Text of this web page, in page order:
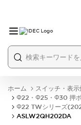
ホーム スイッチ・表示
Φ22・Φ25・Φ30 押
Φ22 TWシリーズ
ASLW2QH202DA